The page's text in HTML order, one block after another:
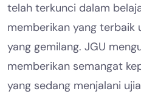
telah terkunci dalam
memberikan yang terbaik
yang gemilang. JGU
memberikan semangat
yang sedang menjalani